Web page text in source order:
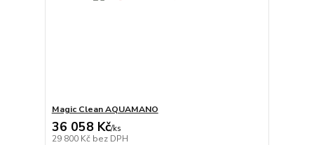
Magic Clean AQUAMANO
36 058 Kč/ks
29 800 Kč bez DPH